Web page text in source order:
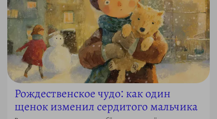
Рождественское чудо: как один
щенок изменил сердитого мальчика